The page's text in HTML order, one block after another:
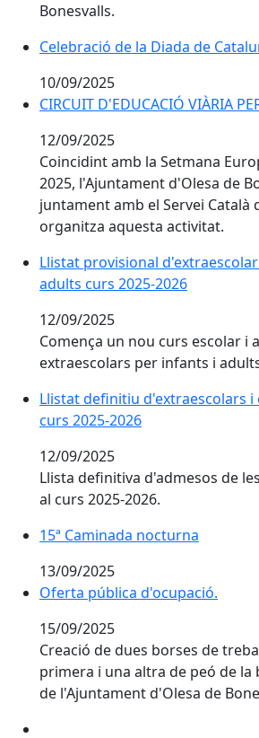
Bonesvalls.
Celebració de la Diada de
Celebració de la Diada de
10/09/2025
CIRCUIT D'EDUCACIÓ VIÀRIA
CIRCUIT D'EDUCACIÓ VIÀRIA
12/09/2025
Coincidint amb la Setmana
2025, l'Ajuntament d'Olesa de
juntament amb el Servei Català
organitza aquesta activitat.
Llistat provisional
Llistat provisional
adults curs 2025-2026
12/09/2025
Comença un nou curs escolar i
extraescolars per infants i
Llistat definitiu d'extraescolars i
Llistat definitiu d'extraescolars i
curs 2025-2026
12/09/2025
Llista definitiva d'admesos de
al curs 2025-2026.
15ª Caminada nocturna
15ª Caminada nocturna
13/09/2025
Oferta pública d'ocupació.
Oferta pública d'ocupació.
15/09/2025
Creació de dues borses de
primera i una altra de peó de la
de l'Ajuntament d'Olesa de